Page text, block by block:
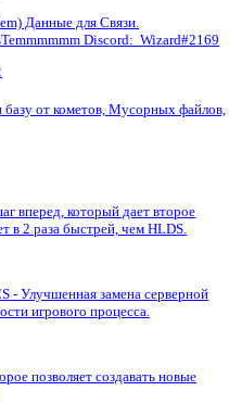
Данные для Связи.
Discord: Wizard#2169
от кометов, Мусорных файлов,
вперед, который дает второе
в 2 раза быстрей, чем HLDS.
- Улучшенная замена серверной
игрового процесса.
позволяет создавать новые